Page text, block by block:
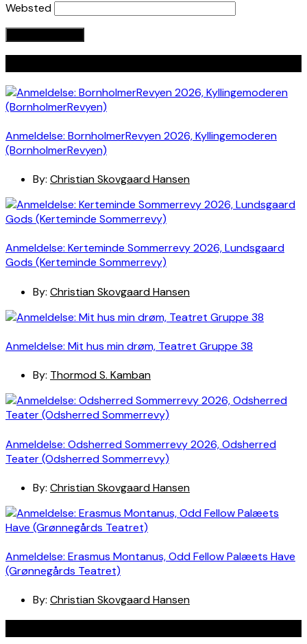
Websted
Anmeldelse: BornholmerRevyen 2026, Kyllingemoderen
(BornholmerRevyen)
By: Christian Skovgaard Hansen
Anmeldelse: Kerteminde Sommerrevy 2026, Lundsgaard
Gods (Kerteminde Sommerrevy)
By: Christian Skovgaard Hansen
Anmeldelse: Mit hus min drøm, Teatret Gruppe 38
By: Thormod S. Kamban
Anmeldelse: Odsherred Sommerrevy 2026, Odsherred
Teater (Odsherred Sommerrevy)
By: Christian Skovgaard Hansen
Anmeldelse: Erasmus Montanus, Odd Fellow Palæets Have
(Grønnegårds Teatret)
By: Christian Skovgaard Hansen